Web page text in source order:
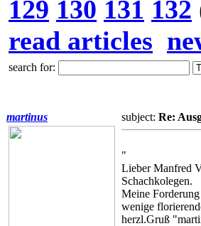
129 130 131 132
read articles
search for:
martinus subject: Re:
"
Lieber Manfred
Schachkolegen.
Meine
wenige
herzl.Gruß